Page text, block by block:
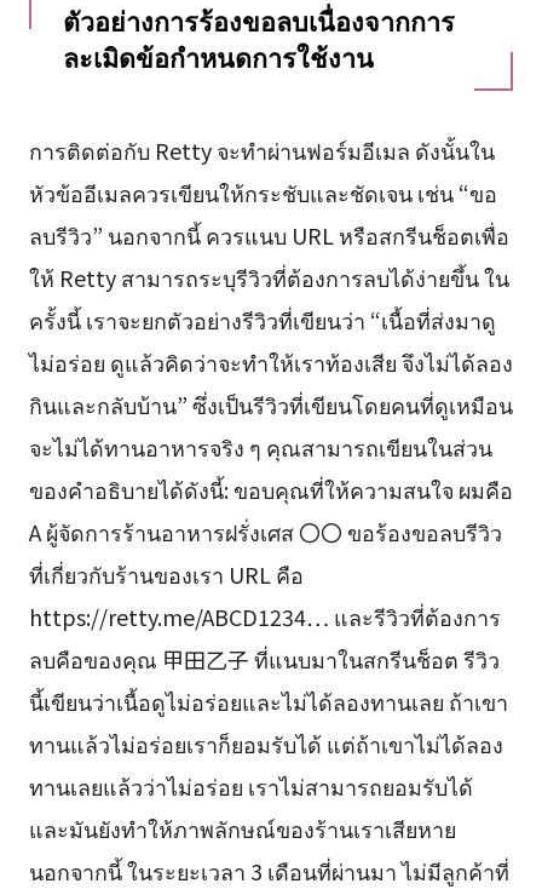
ตัวอย่างการร้องขอลบเนื่องจากการ
ละเมิดข้อกำหนดการใช้งาน
การติดต่อกับ Retty จะทำผ่านฟอร์มอีเมล ดังนั้นใน
หัวข้ออีเมลควรเขียนให้กระชับและชัดเจน เช่น “ขอ
ลบรีวิว” นอกจากนี้ ควรแนบ URL หรือสกรีนช็อตเพื่อ
ให้ Retty สามารถระบุรีวิวที่ต้องการลบได้ง่ายขึ้น ใน
ครั้งนี้ เราจะยกตัวอย่างรีวิวที่เขียนว่า “เนื้อที่ส่งมาดู
ไม่อร่อย ดูแล้วคิดว่าจะทำให้เราท้องเสีย จึงไม่ได้ลอง
กินและกลับบ้าน” ซึ่งเป็นรีวิวที่เขียนโดยคนที่ดูเหมือน
จะไม่ได้ทานอาหารจริง ๆ คุณสามารถเขียนในส่วน
ของคำอธิบายได้ดังนี้: ขอบคุณที่ให้ความสนใจ ผมคือ
A ผู้จัดการร้านอาหารฝรั่งเศส 〇〇 ขอร้องขอลบรีวิว
ที่เกี่ยวกับร้านของเรา URL คือ
https://retty.me/ABCD1234… และรีวิวที่ต้องการ
ลบคือของคุณ 甲田乙子 ที่แนบมาในสกรีนช็อต รีวิว
นี้เขียนว่าเนื้อดูไม่อร่อยและไม่ได้ลองทานเลย ถ้าเขา
ทานแล้วไม่อร่อยเราก็ยอมรับได้ แต่ถ้าเขาไม่ได้ลอง
ทานเลยแล้วว่าไม่อร่อย เราไม่สามารถยอมรับได้
และมันยังทำให้ภาพลักษณ์ของร้านเราเสียหาย
นอกจากนี้ ในระยะเวลา 3 เดือนที่ผ่านมา ไม่มีลูกค้าที่